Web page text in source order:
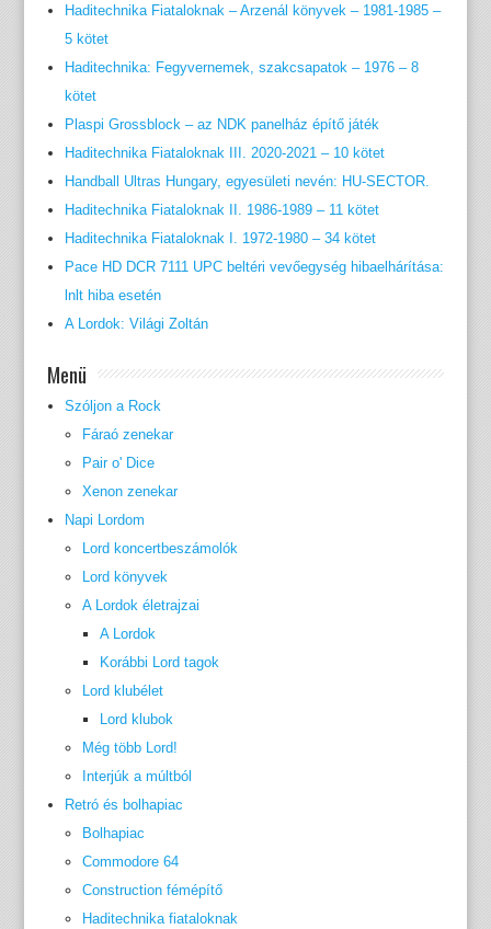
Haditechnika Fiataloknak – Arzenál könyvek – 1981-1985 –
5 kötet
Haditechnika: Fegyvernemek, szakcsapatok – 1976 – 8
kötet
Plaspi Grossblock – az NDK panelház építő játék
Haditechnika Fiataloknak III. 2020-2021 – 10 kötet
Handball Ultras Hungary, egyesületi nevén: HU-SECTOR.
Haditechnika Fiataloknak II. 1986-1989 – 11 kötet
Haditechnika Fiataloknak I. 1972-1980 – 34 kötet
Pace HD DCR 7111 UPC beltéri vevőegység hibaelhárítása:
lnlt hiba esetén
A Lordok: Világi Zoltán
Menü
Szóljon a Rock
Fáraó zenekar
Pair o' Dice
Xenon zenekar
Napi Lordom
Lord koncertbeszámolók
Lord könyvek
A Lordok életrajzai
A Lordok
Korábbi Lord tagok
Lord klubélet
Lord klubok
Még több Lord!
Interjúk a múltból
Retró és bolhapiac
Bolhapiac
Commodore 64
Construction fémépítő
Haditechnika fiataloknak